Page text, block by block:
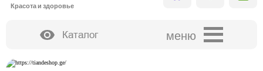
Красота и здоровье
Каталог меню